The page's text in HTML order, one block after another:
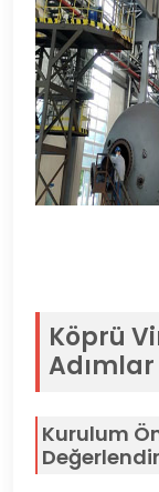
Köprü
Adımlar
Kurulum